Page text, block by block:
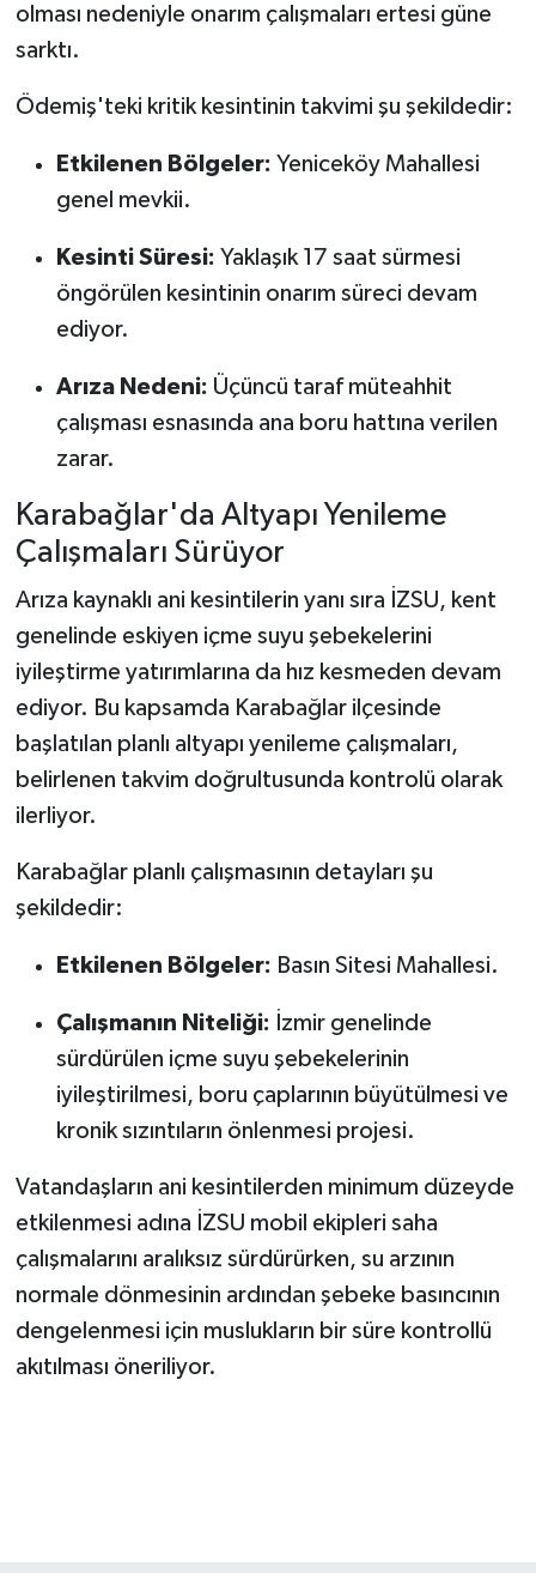
olması nedeniyle onarım çalışmaları ertesi güne
sarktı.
Ödemiş'teki kritik kesintinin takvimi şu şekildedir:
Etkilenen Bölgeler: Yeniceköy Mahallesi
genel mevkii.
Kesinti Süresi: Yaklaşık 17 saat sürmesi
öngörülen kesintinin onarım süreci devam
ediyor.
Arıza Nedeni: Üçüncü taraf müteahhit
çalışması esnasında ana boru hattına verilen
zarar.
Karabağlar'da Altyapı Yenileme
Çalışmaları Sürüyor
Arıza kaynaklı ani kesintilerin yanı sıra İZSU, kent
genelinde eskiyen içme suyu şebekelerini
iyileştirme yatırımlarına da hız kesmeden devam
ediyor. Bu kapsamda Karabağlar ilçesinde
başlatılan planlı altyapı yenileme çalışmaları,
belirlenen takvim doğrultusunda kontrolü olarak
ilerliyor.
Karabağlar planlı çalışmasının detayları şu
şekildedir:
Etkilenen Bölgeler: Basın Sitesi Mahallesi.
Çalışmanın Niteliği: İzmir genelinde
sürdürülen içme suyu şebekelerinin
iyileştirilmesi, boru çaplarının büyütülmesi ve
kronik sızıntıların önlenmesi projesi.
Vatandaşların ani kesintilerden minimum düzeyde
etkilenmesi adına İZSU mobil ekipleri saha
çalışmalarını aralıksız sürdürürken, su arzının
normale dönmesinin ardından şebeke basıncının
dengelenmesi için muslukların bir süre kontrollü
akıtılması öneriliyor.